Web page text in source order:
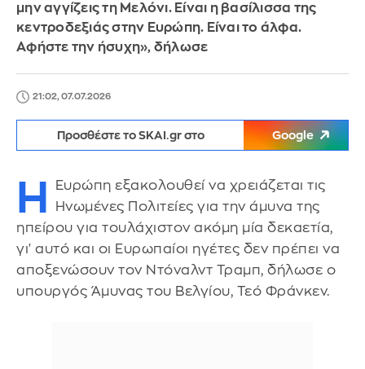
μην αγγίζεις τη Μελόνι. Είναι η βασίλισσα της
κεντροδεξιάς στην Ευρώπη. Είναι το άλφα.
Αφήστε την ήσυχη», δήλωσε
21:02, 07.07.2026
Προσθέστε το SKAI.gr στο Google
Η
Ευρώπη εξακολουθεί να χρειάζεται τις
Ηνωμένες Πολιτείες για την άμυνα της
ηπείρου για τουλάχιστον ακόμη μία δεκαετία,
γι' αυτό και οι Ευρωπαίοι ηγέτες δεν πρέπει να
αποξενώσουν τον Ντόναλντ Τραμπ, δήλωσε ο
υπουργός Άμυνας του Βελγίου, Τεό Φράνκεν.